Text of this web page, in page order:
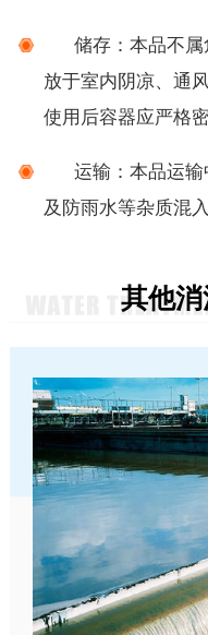
储存： 本品不
放于室内阴凉、通
使用后容器应严格密
运输： 本品运
及防雨水等杂质混入
其他